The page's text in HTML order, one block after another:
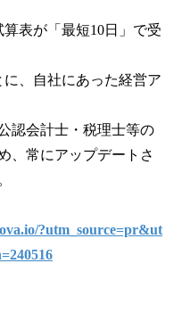
算表が「最短10日」で受
に、自社にあった経営ア
認会計士・税理士等の
、常にアップデートさ
?utm_source=pr&ut